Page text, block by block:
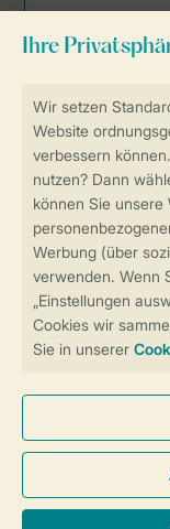
Weitere
Sicher und
Sichere
Sicheres
Allgemeine